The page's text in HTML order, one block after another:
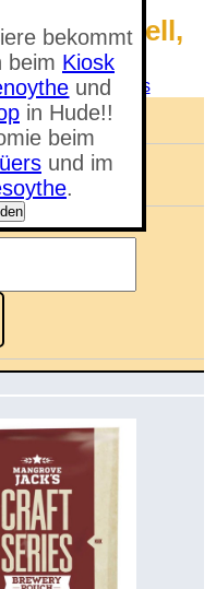
bekommt
beim Kiosk
und
in Hude!!
beim
und im
.
Hell,
B i e r k i t s